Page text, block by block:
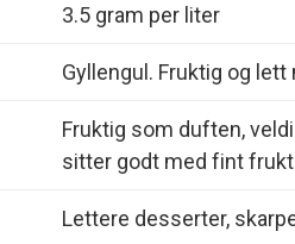
3.5 gram per liter
Gyllengul. Fruktig og
Fruktig som duften,
sitter godt med fint
Lettere desserter,